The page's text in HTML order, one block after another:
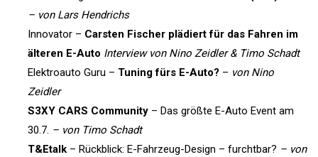
– von Lars Hendrichs
Innovator – Carsten Fischer plädiert für das Fahren im
älteren E-Auto Interview von Nino Zeidler & Timo Schadt
Elektroauto Guru – Tuning fürs E-Auto? – von Nino
Zeidler
S3XY CARS Community – Das größte E-Auto Event am
30.7. – von Timo Schadt
T&Etalk – Rückblick: E-Fahrzeug-Design – furchtbar? – von